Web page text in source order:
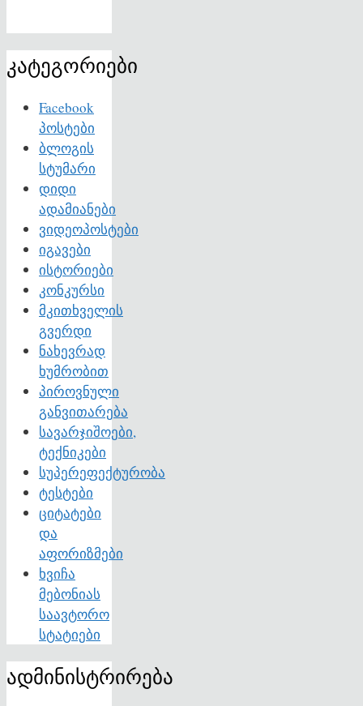
კატეგორიები
Facebook
პოსტები
ბლოგის
სტუმარი
დიდი
ადამიანები
ვიდეოპოსტები
იგავები
ისტორიები
კონკურსი
მკითხველის
გვერდი
ნახევრად
ხუმრობით
პიროვნული
განვითარება
სავარჯიშოები,
ტექნიკები
სუპერეფექტურობა
ტესტები
ციტატები
და
აფორიზმები
ხვიჩა
მებონიას
საავტორო
სტატიები
ადმინისტრირება